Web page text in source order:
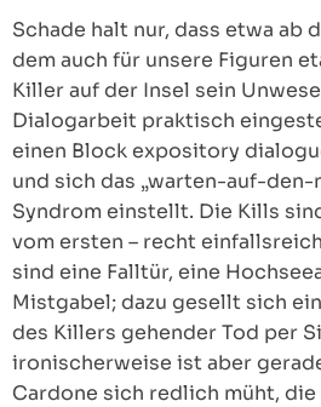
Schade halt nur, dass etwa ab
dem auch für unsere Figuren
Killer auf der Insel sein
Dialogarbeit praktisch
einen Block expository
und sich das „warten-auf-
Syndrom einstellt. Die Kills
vom ersten – recht
sind eine Falltür, eine
Mistgabel; dazu gesellt sich
des Killers gehender Tod per
ironischerweise ist aber
Cardone sich redlich müht,